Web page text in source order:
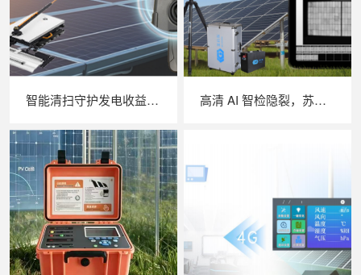
智能清扫守护发电收益，苏州 LAILX LX‑H403 光伏清洗机器人打造高效光伏运维方案 高清 AI 智检隐裂，苏州 LAILX LXG50 便携式 EL 检测仪重塑光伏组件无损检测体验